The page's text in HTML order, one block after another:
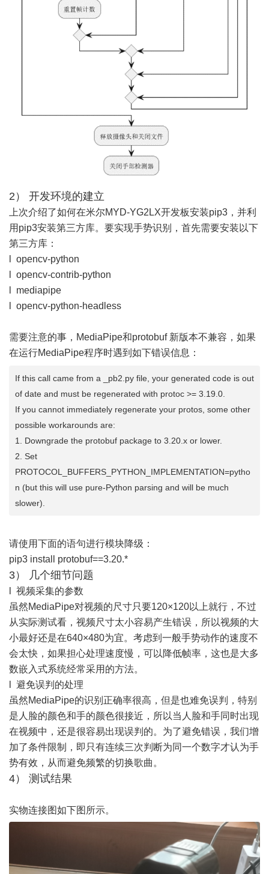
2） 开发环境的建立
上次介绍了如何在米尔MYD-YG2LX开发板安装pip3 ，并利
用pip3安装第三方库。要实现手势识别，首先需要安装以下
第三方库：
l opencv-python
l opencv-contrib-python
l mediapipe
l opencv-python-headless
需要注意的事，MediaPipe和protobuf 新版本不兼容，如果
在运行MediaPipe程序时遇到如下错误信息：
If this call came from a _pb2.py file, your generated code is out
of date and must be regenerated with protoc >= 3.19.0.
If you cannot immediately regenerate your protos, some other
possible workarounds are:
1. Downgrade the protobuf package to 3.20.x or lower.
2. Set
PROTOCOL_BUFFERS_PYTHON_IMPLEMENTATION=pytho
n (but this will use pure-Python parsing and will be much
slower).
请使用下面的语句进行模块降级：
pip3 install protobuf==3.20.*
3） 几个细节问题
l 视频采集的参数
虽然MediaPipe对视频的尺寸只要120×120以上就行，不过
从实际测试看，视频尺寸太小容易产生错误，所以视频的大
小最好还是在640×480为宜。考虑到一般手势动作的速度不
会太快，如果担心处理速度慢，可以降低帧率，这也是大多
数嵌入式系统经常采用的方法。
l 避免误判的处理
虽然MediaPipe的识别正确率很高，但是也难免误判，特别
是人脸的颜色和手的颜色很接近，所以当人脸和手同时出现
在视频中，还是很容易出现误判的。为了避免错误，我们增
加了条件限制，即只有连续三次判断为同一个数字才认为手
势有效，从而避免频繁的切换歌曲。
4） 测试结果
实物连接图如下图所示。